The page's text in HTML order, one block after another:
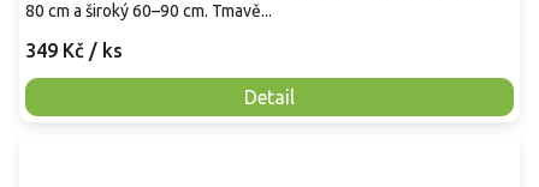
349 Kč / ks
Detail
80 cm a široký 60–90 cm. Tmavě...